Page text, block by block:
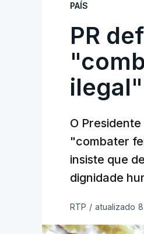
PAÍS
PR
ilegal"
O
"combater
insiste que
dignidade
RTP / atualizado 8